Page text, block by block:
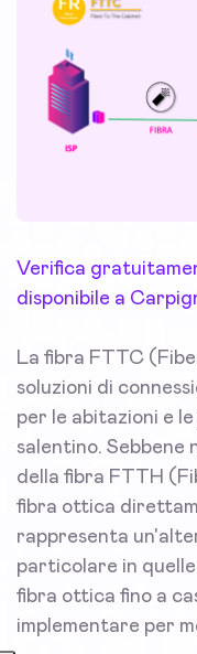
Verifica
disponibile a
La fibra FTTC
soluzioni di
per le abitazioni e
salentino. Sebbene
della fibra FTTH
fibra ottica
rappresenta
particolare in
fibra ottica fino a
implementare per